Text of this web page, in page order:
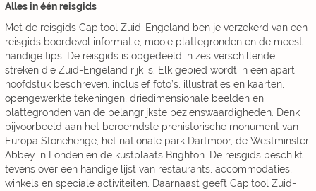
Alles in één reisgids
Met de reisgids Capitool Zuid-Engeland ben je verzekerd van een
reisgids boordevol informatie, mooie plattegronden en de meest
handige tips. De reisgids is opgedeeld in zes verschillende
streken die Zuid-Engeland rijk is. Elk gebied wordt in een apart
hoofdstuk beschreven, inclusief foto’s, illustraties en kaarten,
opengewerkte tekeningen, driedimensionale beelden en
plattegronden van de belangrijkste bezienswaardigheden. Denk
bijvoorbeeld aan het beroemdste prehistorische monument van
Europa Stonehenge, het nationale park Dartmoor, de Westminster
Abbey in Londen en de kustplaats Brighton. De reisgids beschikt
tevens over een handige lijst van restaurants, accommodaties,
winkels en speciale activiteiten. Daarnaast geeft Capitool Zuid-